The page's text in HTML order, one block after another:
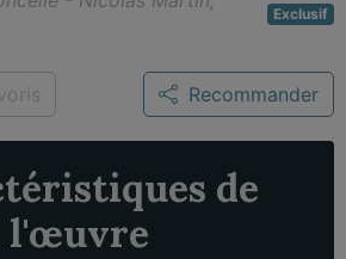
Exclusif
Recommander
de
l'œuvre